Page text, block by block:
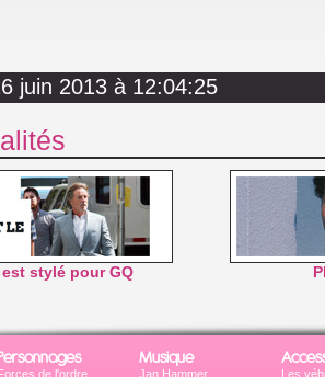
juin 2013 à 12:04:25
stylé pour GQ
de l'ordre
Musique
Jan Hammer
Les